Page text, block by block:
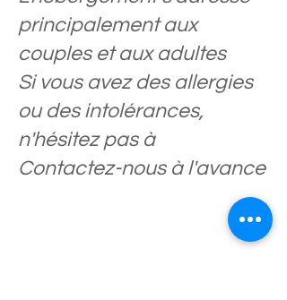
principalement aux
couples et aux adultes
Si vous avez des allergies
ou des intolérances,
n'hésitez pas à
Contactez-nous à l'avance